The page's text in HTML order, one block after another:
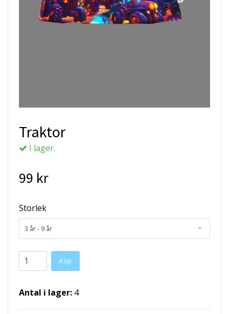
Traktor
I lager.
99 kr
Storlek
3 år - 9 år
Köp
Antal i lager: 4